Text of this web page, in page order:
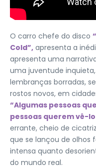
O carro chefe do disco
Cold”, apresenta a
apresenta uma
uma juventude
lembranças borradas,
rostos novos, em
“Algumas pessoas
pessoas querem vê-
errante, cheio de
que se lançou de olhos
intensa quanto
do mundo real.